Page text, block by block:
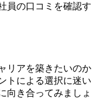
員の口コミを確認す
リアを築きたいのか
トによる選択に迷い
向き合ってみましょ